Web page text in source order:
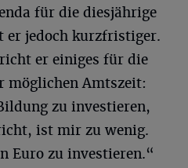
für die diesjährige
er jedoch kurzfristiger.
er einiges für die
möglichen Amtszeit:
zu investieren,
ist mir zu wenig.
Euro zu investieren.“